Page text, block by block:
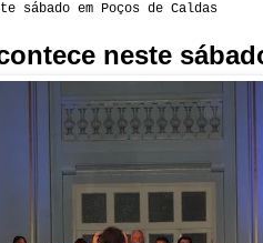
sábado em Poços de Caldas
neste